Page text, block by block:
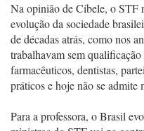
Na opinião de Cibele, o STF
evolução da sociedade
de décadas atrás, como nos
trabalhavam sem
farmacêuticos, dentistas,
práticos e hoje não se admite
Para a professora, o Brasil